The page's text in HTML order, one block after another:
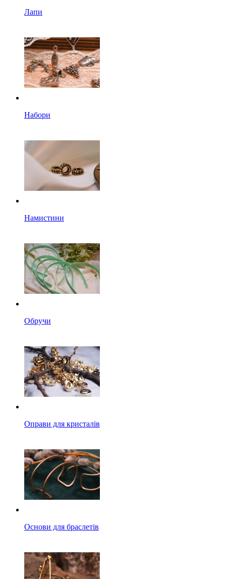
Лапи
Набори
Намистини
Обручи
Оправи для кристалів
Основи для браслетів